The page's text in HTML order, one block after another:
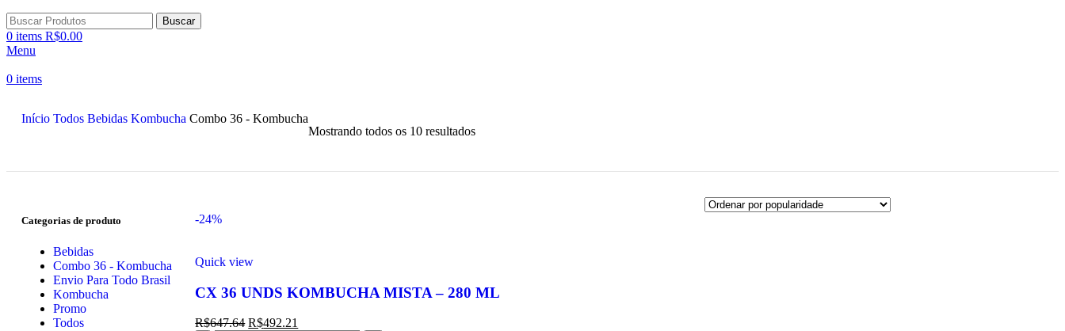
Buscar
0 items R$0.00
Menu
0 items
Início Todos Bebidas Kombucha Combo 36 - Kombucha
Mostrando todos os 10 resultados
Categorias de produto
Bebidas
Combo 36 - Kombucha
Envio Para Todo Brasil
Kombucha
Promo
Todos
-24%
Quick view
CX 36 UNDS KOMBUCHA MISTA – 280 ML
R$647.64 R$492.21